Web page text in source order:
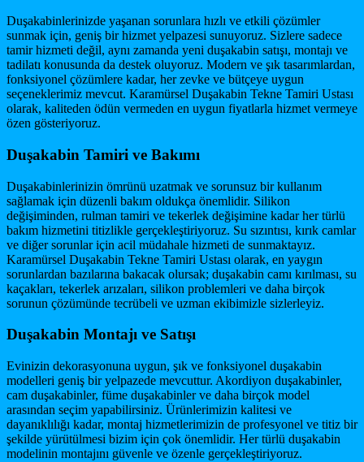
Duşakabinlerinizde yaşanan sorunlara hızlı ve etkili çözümler
sunmak için, geniş bir hizmet yelpazesi sunuyoruz. Sizlere sadece
tamir hizmeti değil, aynı zamanda yeni duşakabin satışı, montajı ve
tadilatı konusunda da destek oluyoruz. Modern ve şık tasarımlardan,
fonksiyonel çözümlere kadar, her zevke ve bütçeye uygun
seçeneklerimiz mevcut. Karamürsel Duşakabin Tekne Tamiri Ustası
olarak, kaliteden ödün vermeden en uygun fiyatlarla hizmet vermeye
özen gösteriyoruz.
Duşakabin Tamiri ve Bakımı
Duşakabinlerinizin ömrünü uzatmak ve sorunsuz bir kullanım
sağlamak için düzenli bakım oldukça önemlidir. Silikon
değişiminden, rulman tamiri ve tekerlek değişimine kadar her türlü
bakım hizmetini titizlikle gerçekleştiriyoruz. Su sızıntısı, kırık camlar
ve diğer sorunlar için acil müdahale hizmeti de sunmaktayız.
Karamürsel Duşakabin Tekne Tamiri Ustası olarak, en yaygın
sorunlardan bazılarına bakacak olursak; duşakabin camı kırılması, su
kaçakları, tekerlek arızaları, silikon problemleri ve daha birçok
sorunun çözümünde tecrübeli ve uzman ekibimizle sizlerleyiz.
Duşakabin Montajı ve Satışı
Evinizin dekorasyonuna uygun, şık ve fonksiyonel duşakabin
modelleri geniş bir yelpazede mevcuttur. Akordiyon duşakabinler,
cam duşakabinler, füme duşakabinler ve daha birçok model
arasından seçim yapabilirsiniz. Ürünlerimizin kalitesi ve
dayanıklılığı kadar, montaj hizmetlerimizin de profesyonel ve titiz bir
şekilde yürütülmesi bizim için çok önemlidir. Her türlü duşakabin
modelinin montajını güvenle ve özenle gerçekleştiriyoruz.